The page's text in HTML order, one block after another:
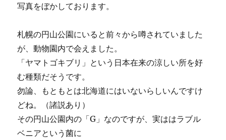
写真をぼかしております。
札幌の円山公園にいると前々から噂されていました
が、動物園内で会えました。
「ヤマトゴキブリ」という日本在来の涼しい所を好
む種類だそうです。
勿論、もともとは北海道にはいないらしいんですけ
どね。（諸説あり）
その円山公園内の「G」なのですが、実ははラブル
ベニアという菌に